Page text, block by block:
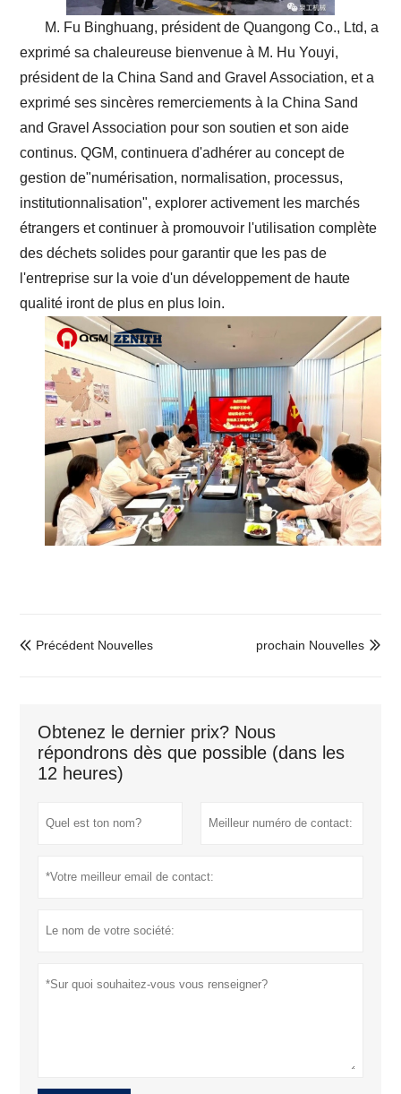
M. Fu Binghuang, président de Quangong Co., Ltd, a
exprimé sa chaleureuse bienvenue à M. Hu Youyi,
président de la China Sand and Gravel Association, et a
exprimé ses sincères remerciements à la China Sand
and Gravel Association pour son soutien et son aide
continus. QGM, continuera d'adhérer au concept de
gestion de"numérisation, normalisation, processus,
institutionnalisation", explorer activement les marchés
étrangers et continuer à promouvoir l'utilisation complète
des déchets solides pour garantir que les pas de
l'entreprise sur la voie d'un développement de haute
qualité iront de plus en plus loin.
 Précédent Nouvelles 
prochain Nouvelles
Obtenez le dernier prix? Nous
répondrons dès que possible (dans les
12 heures)